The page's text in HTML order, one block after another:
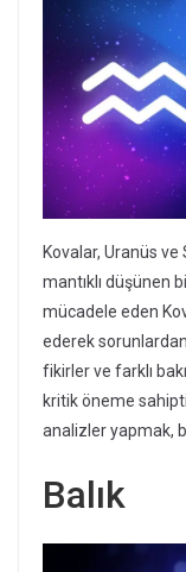
Kovalar, Uranüs
mantıklı düşünen
mücadele eden
ederek sorunlardan
fikirler ve farklı
kritik öneme
analizler yapmak,
Balık